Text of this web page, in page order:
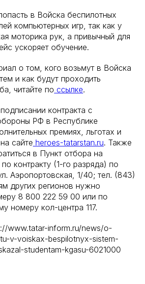
в Войска беспилотных
компьютерных игр, так как у
моторика рук, а привычный для
ускоряет обучение.
о том, кого возьмут в Войска
и как будут проходить
читайте по ссылке.
контракта с
РФ в Республике
премиях, льготах и
сайте heroes-tatarstan.ru. Также
в Пункт отбора на
контракту (1-го разряда) по
Аэропортовская, 1/40; тел. (843)
других регионов нужно
8 800 222 59 00 или по
номеру кол-центра 117.
www.tatar-inform.ru/news/o-
v-voiskax-bespilotnyx-sistem-
studentam-kgasu-6021000